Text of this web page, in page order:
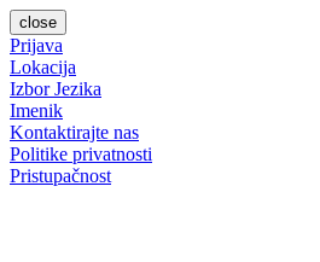
close
Prijava
Lokacija
Izbor Jezika
Imenik
Kontaktirajte nas
Politike privatnosti
Pristupačnost